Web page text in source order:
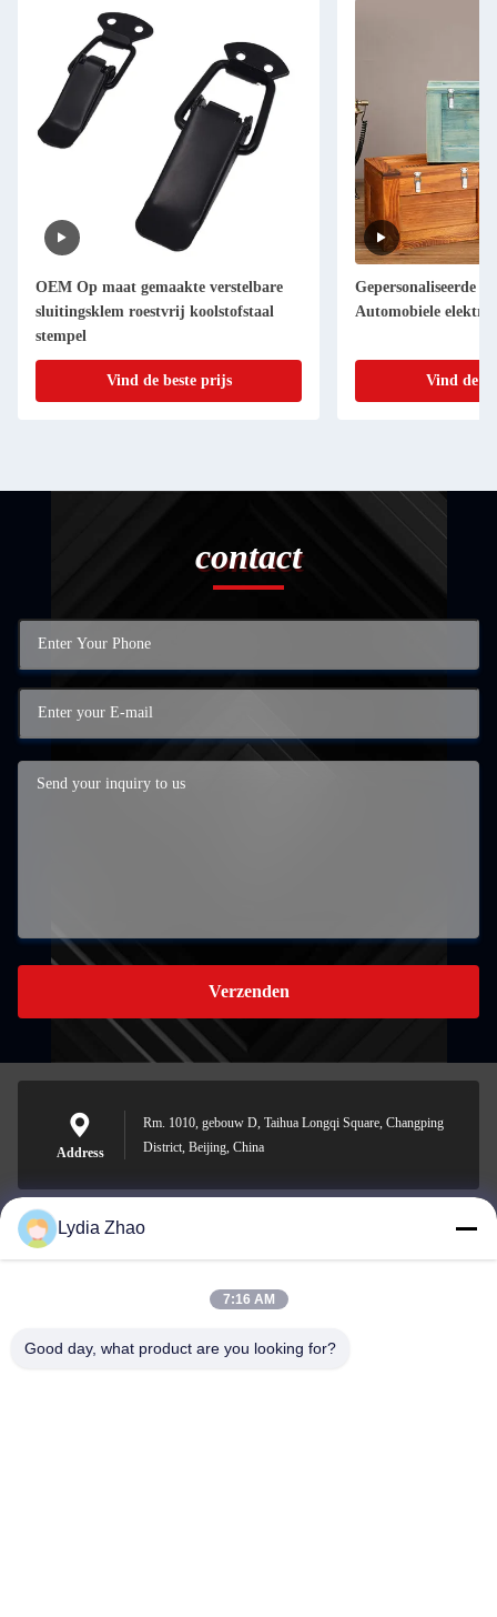
OEM Op maat gemaakte verstelbare
sluitingsklem roestvrij koolstofstaal
stempel
Vind de beste prijs
Gepersonaliseerde
Automobiele
Vind de
contact
Verzenden
Address
Rm. 1010, gebouw D, Taihua Longqi Square, Changping
District, Beijing, China
jesingd@vip.sina.com
Lydia Zhao
7:16 AM
Good day, what product are you looking for?